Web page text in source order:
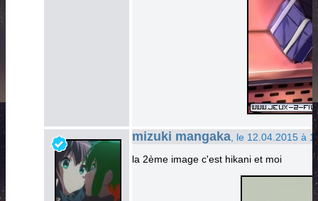
mizuki mangaka , le 12.04.2015 à
la 2ème image c'est hikani et moi